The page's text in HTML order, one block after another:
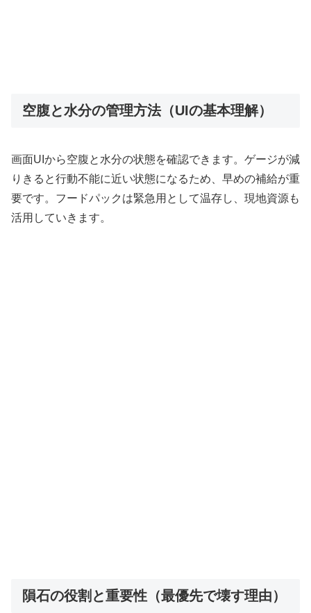
空腹と水分の管理方法（UIの基本理解）
画面UIから空腹と水分の状態を確認できます。ゲージが減
りきると行動不能に近い状態になるため、早めの補給が重
要です。フードパックは緊急用として温存し、現地資源も
活用していきます。
隕石の役割と重要性（最優先で壊す理由）